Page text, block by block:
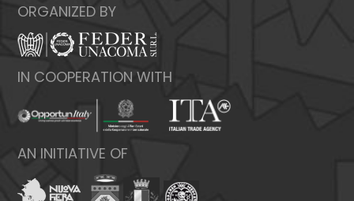
ORGANIZED BY
IN COOPERATION WITH
AN INITIATIVE OF